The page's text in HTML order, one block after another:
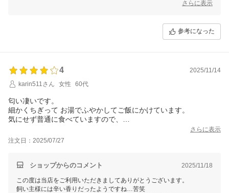
さらに表示
参考になった
4
2025/11/14
karin511さん
女性 60代
匂い凄いです。
細かくちぎって お湯でふやかしてご飯にかけています。
気にせず普通に食べていますので、
が、人間には辛い…。
さらに表示
注文日：2025/07/27
ショップからのコメント 2025/11/18
この度は当店をご利用いただきましてありがとうございます。
飼い主様には辛い香りだったようですね…苦笑